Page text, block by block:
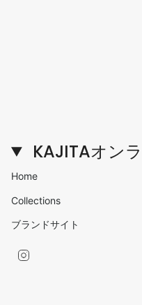
KAJITAオン
Home
Collections
ブランドサイト